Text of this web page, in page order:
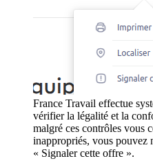
France Travail effectue
vérifier la légalité et la
malgré ces contrôles vous
inappropriés, vous pouvez
« Signaler cette offre ».